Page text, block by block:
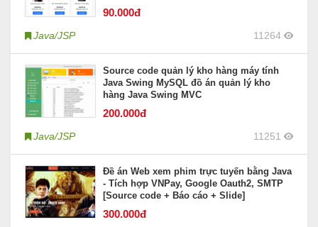
90.000đ
Java/JSP 11264
Source code quản lý kho hàng máy tính
Java Swing MySQL đồ án quản lý kho
hàng Java Swing MVC
200.000đ
Java/JSP 11251
Đề án Web xem phim trực tuyến bằng Java
- Tích hợp VNPay, Google Oauth2, SMTP
[Source code + Báo cáo + Slide]
300.000đ